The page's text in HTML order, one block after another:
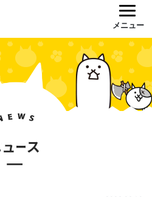
メニュー